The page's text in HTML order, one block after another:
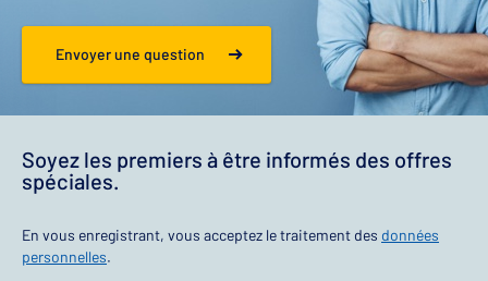
Envoyer une question
Soyez les premiers à être informés des offres
spéciales.
En vous enregistrant, vous acceptez le traitement des données
personnelles.